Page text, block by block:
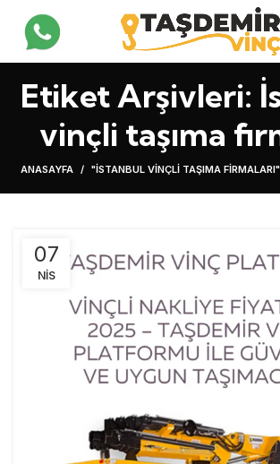
Etiket Arşivleri:
vinçli taşıma
ANASAYFA "İSTANBUL VINÇLI TAŞIMA
07
NIS